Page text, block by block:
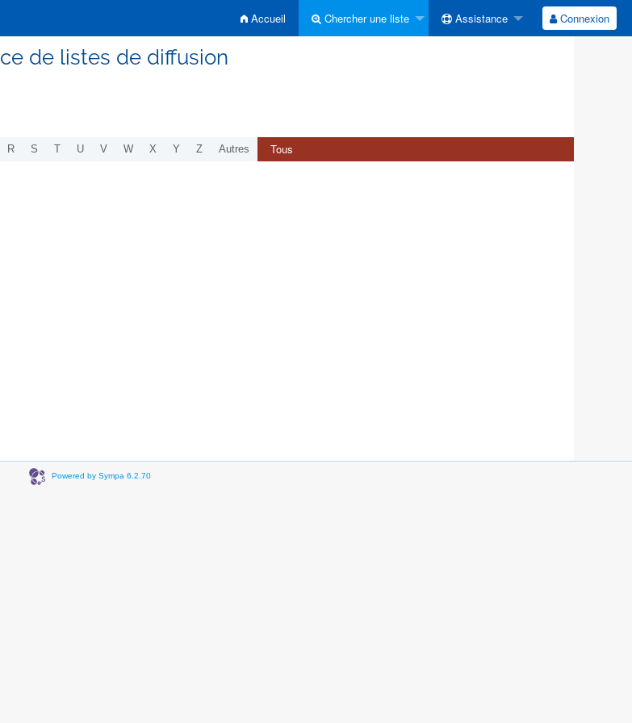
Accueil Chercher une liste Assistance Connexion
de listes de diffusion
R S T U V W X Y Z Autres Tous
Powered by Sympa 6.2.70